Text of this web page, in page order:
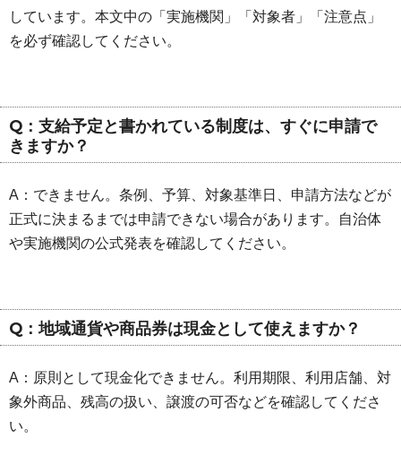
しています。本文中の「実施機関」「対象者」「注意点」
を必ず確認してください。
Q：支給予定と書かれている制度は、すぐに申請で
きますか？
A：できません。条例、予算、対象基準日、申請方法などが
正式に決まるまでは申請できない場合があります。自治体
や実施機関の公式発表を確認してください。
Q：地域通貨や商品券は現金として使えますか？
A：原則として現金化できません。利用期限、利用店舗、対
象外商品、残高の扱い、譲渡の可否などを確認してくださ
い。